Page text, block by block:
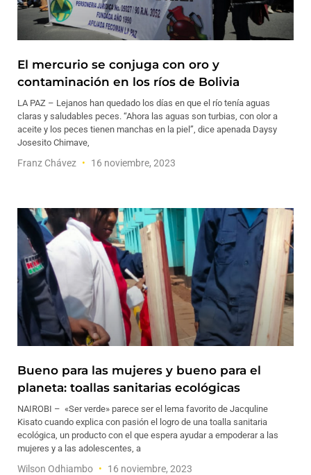
El mercurio se conjuga con oro y
contaminación en los ríos de Bolivia
LA PAZ – Lejanos han quedado los días en que el río tenía aguas
claras y saludables peces. “Ahora las aguas son turbias, con olor a
aceite y los peces tienen manchas en la piel”, dice apenada Daysy
Josesito Chimave,
Franz Chávez 16 noviembre, 2023
Bueno para las mujeres y bueno para el
planeta: toallas sanitarias ecológicas
NAIROBI – «Ser verde» parece ser el lema favorito de Jacquline
Kisato cuando explica con pasión el logro de una toalla sanitaria
ecológica, un producto con el que espera ayudar a empoderar a las
mujeres y a las adolescentes, a
Wilson Odhiambo 16 noviembre, 2023